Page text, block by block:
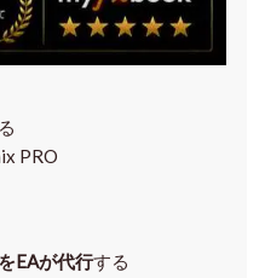
PRO
EAが代行する